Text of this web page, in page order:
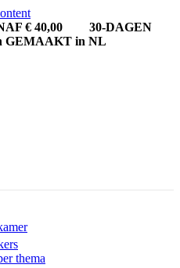
€ 40,00
30-DAGEN
in NL
thema